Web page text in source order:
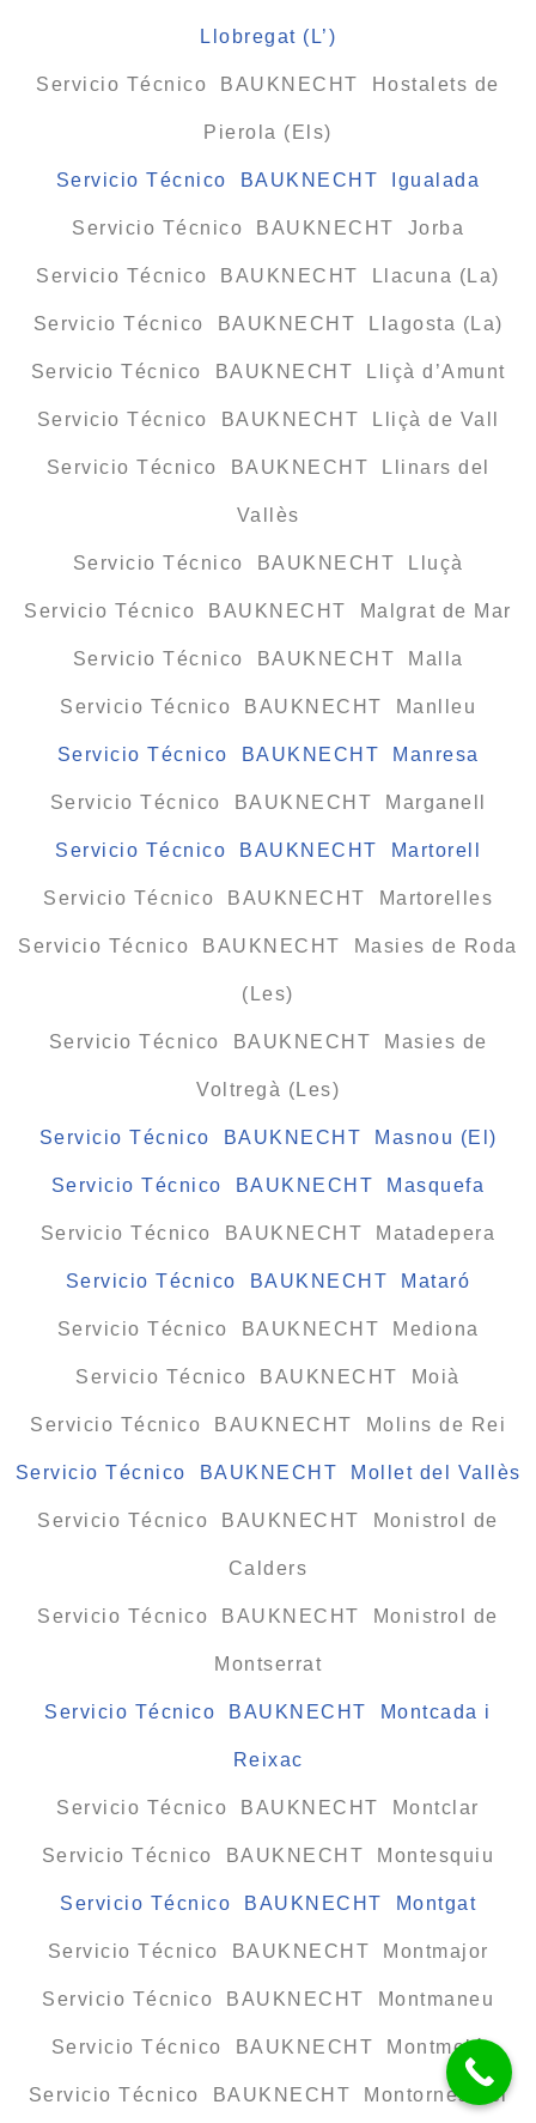
Llobregat (L’)
Servicio Técnico BAUKNECHT Hostalets de
Pierola (Els)
Servicio Técnico BAUKNECHT Igualada
Servicio Técnico BAUKNECHT Jorba
Servicio Técnico BAUKNECHT Llacuna (La)
Servicio Técnico BAUKNECHT Llagosta (La)
Servicio Técnico BAUKNECHT Lliçà d’Amunt
Servicio Técnico BAUKNECHT Lliçà de Vall
Servicio Técnico BAUKNECHT Llinars del
Vallès
Servicio Técnico BAUKNECHT Lluçà
Servicio Técnico BAUKNECHT Malgrat de Mar
Servicio Técnico BAUKNECHT Malla
Servicio Técnico BAUKNECHT Manlleu
Servicio Técnico BAUKNECHT Manresa
Servicio Técnico BAUKNECHT Marganell
Servicio Técnico BAUKNECHT Martorell
Servicio Técnico BAUKNECHT Martorelles
Servicio Técnico BAUKNECHT Masies de Roda
(Les)
Servicio Técnico BAUKNECHT Masies de
Voltregà (Les)
Servicio Técnico BAUKNECHT Masnou (El)
Servicio Técnico BAUKNECHT Masquefa
Servicio Técnico BAUKNECHT Matadepera
Servicio Técnico BAUKNECHT Mataró
Servicio Técnico BAUKNECHT Mediona
Servicio Técnico BAUKNECHT Moià
Servicio Técnico BAUKNECHT Molins de Rei
Servicio Técnico BAUKNECHT Mollet del Vallès
Servicio Técnico BAUKNECHT Monistrol de
Calders
Servicio Técnico BAUKNECHT Monistrol de
Montserrat
Servicio Técnico BAUKNECHT Montcada i
Reixac
Servicio Técnico BAUKNECHT Montclar
Servicio Técnico BAUKNECHT Montesquiu
Servicio Técnico BAUKNECHT Montgat
Servicio Técnico BAUKNECHT Montmajor
Servicio Técnico BAUKNECHT Montmaneu
Servicio Técnico BAUKNECHT Montmeló
Servicio Técnico BAUKNECHT Montornès del